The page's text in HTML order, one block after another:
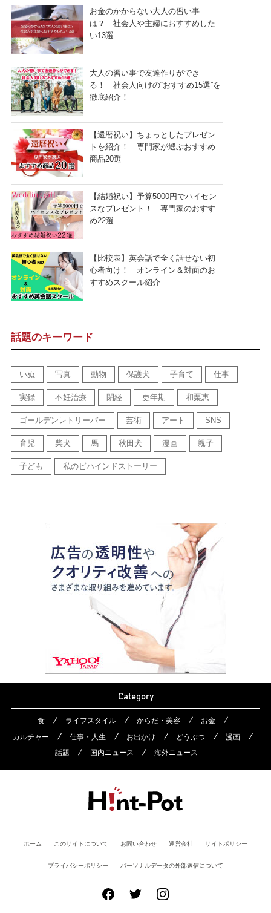
お金のかからない大人の習い事
は？ 社会人や主婦におすすめした
い13選
大人の習い事で友達作りができ
る！ 社会人向けの“おすすめ15選”を
徹底紹介！
【還暦祝い】ちょっとしたプレゼン
トを紹介！ 専門家が選ぶおすすめ
商品20選
【結婚祝い】予算5000円でハイセン
スなプレゼント！ 専門家のおすす
め22選
【比較表】英会話で全く話せない初
心者向け！ オンライン＆対面のお
すすめスクール紹介
話題のキーワード
いぬ 写真 動物 保護犬 子育て 仕事
実録 不妊治療 閉経 更年期 和栗恵
ゴールデンレトリーバー 芸術 アート SNS
育児 柴犬 馬 秋田犬 漫画 親子
子ども 私のビハインドストーリー
Category
食 ライフスタイル からだ・美容
お金
カルチャー
仕事・人生 お出かけ どうぶつ
漫画
話題
国内ニュース 海外ニュース
ホーム このサイトについて お問い合わせ 運営会社 サイトポリシー
プライバシーポリシー パーソナルデータの外部送信について